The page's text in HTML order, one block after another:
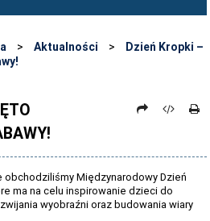
> Aktualności >
Dzień Kropki –
Międzynarodowy Dzień
ma na celu inspirowanie dzieci do
wyobraźni oraz budowania wiary